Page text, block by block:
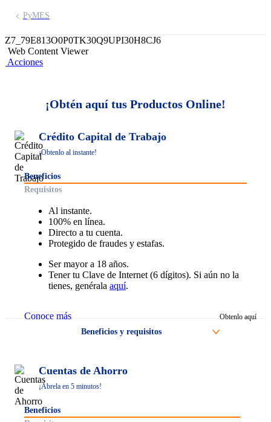
PyMES
Z7_79E813O0P0TK30Q9UPI30H8CJ6
Web Content Viewer
Acciones
¡Obtén aquí tus Productos Online!
Crédito Capital de Trabajo
¡Obtenlo al instante!
Beneficios
Requisitos
Al instante.
100% en línea.
Directo a tu cuenta.
Protegido de fraudes y estafas.
Ser mayor a 18 años.
Tener tu Clave de Internet (6 dígitos). Si aún no la
tienes, genérala aquí.
Conoce más Obtenlo aquí
Beneficios y requisitos
Al instante.
100% en línea.
Protegido de fraudes y estafas.
Cuentas de Ahorro
¡Ábrela en 5 minutos!
Beneficios